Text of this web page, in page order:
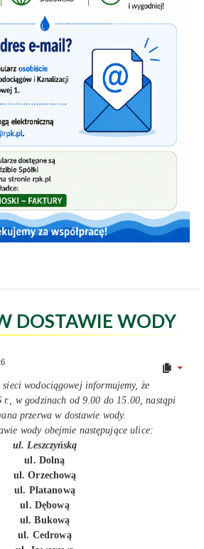
DOSTAWIE WODY
sieci wodociągowej informujemy, że
w godzinach od 9.00 do 15.00, nastąpi
przerwa w dostawie wody.
wody obejmie następujące ulice:
ul. Leszczyńską
ul. Dolną
ul. Orzechową
ul. Platanową
ul. Dębową
ul. Bukową
ul. Cedrową